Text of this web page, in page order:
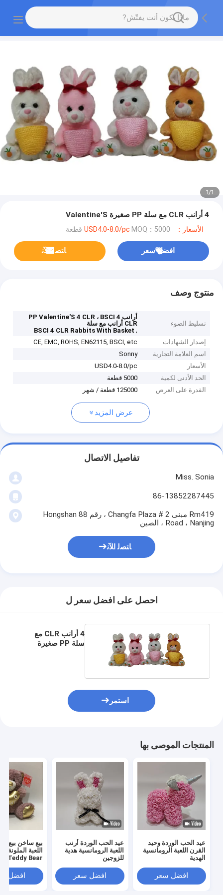
1
/
1
4 أرانب CLR مع سلة PP صغيرة Valentine'S
الأسعار：USD4.0-8.0/pc MOQ：5000 قطعة
افضل سعر ﺎﺘﺼﻟ ﺍﻶﻧ
منتوج وصف
تسليط الضوء
أرانب PP Valentine'S 4 CLR ، BSCI 4
CLR أرانب مع سلة
,
BSCI 4 CLR Rabbits With Basket
إصدار الشهادات
CE, EMC, ROHS, EN62115, BSCI, etc
اسم العلامة التجارية
Sonny
الأسعار
USD4.0-8.0/pc
الحد الأدنى لكمية
5000 قطعة
القدرة على العرض
125000 قطعة / شهر
عرض المزيد
تفاصيل الاتصال
Miss. Sonia
86-13852287445
Rm419 مبنى 2 # Changfa Plaza ، رقم 88 Hongshan
Road ، Nanjing ، الصين
ﺎﺘﺼﻟ ﺍﻶﻧ
احصل على افضل سعر ل
4 أرانب CLR مع
سلة PP صغيرة
استمر
المنتجات الموصى بها
عيد الحب الوردة وحيد
القرن اللعبة الرومانسية
الهدية
افضل سعر
عيد الحب الوردة أرنب
اللعبة الرومانسية هدية
للزوجين
افضل سعر
بيع ساخن بيع
افضل